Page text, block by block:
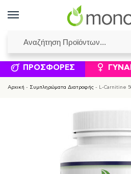
ΙΣΟΛΟΓΙΣΜΟΊ ΕΛΕΆΝΝΑ
ΣΥΜΠΛΗΡΏΜΑΤΑ
ΠΡΟΣΦΟΡΈΣ
Αρχική - Συμπληρώματα Διατροφής - L-Carnitine